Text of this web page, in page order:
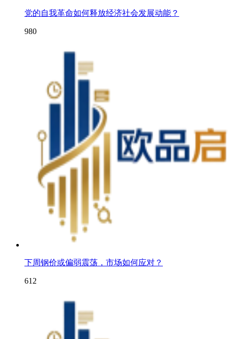
党的自我革命如何释放经济社会发展动能？
980
下周钢价或偏弱震荡，市场如何应对？
612